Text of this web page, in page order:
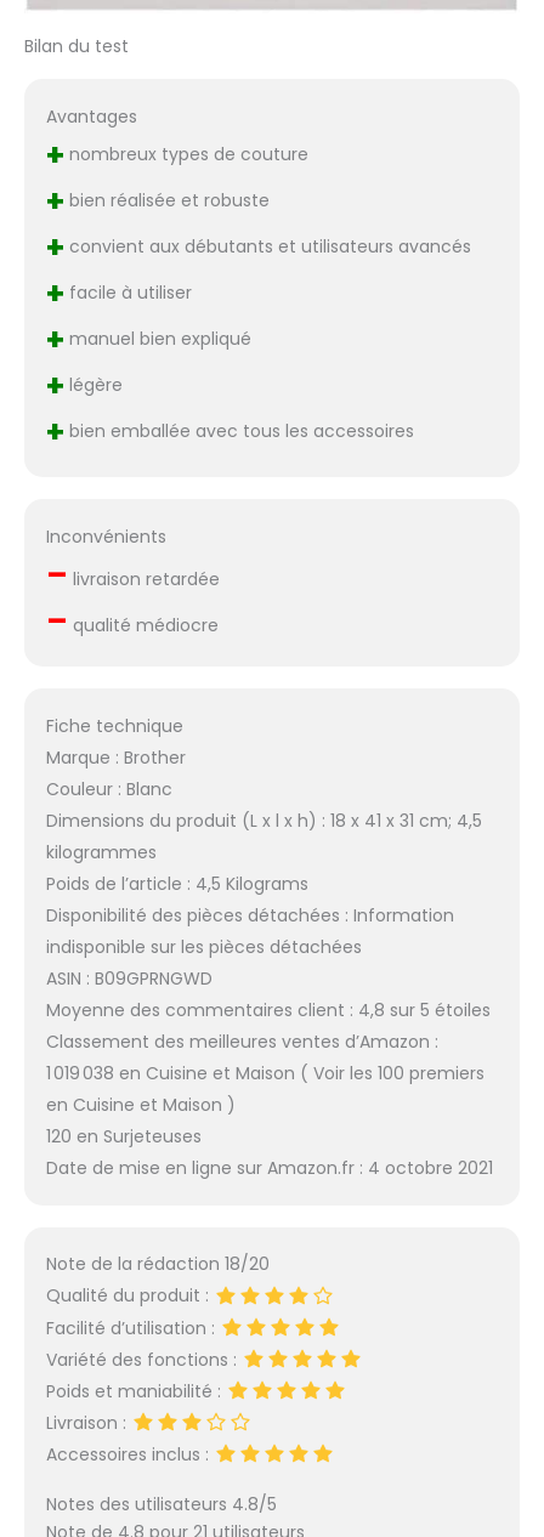
Bilan du test
Avantages
+ nombreux types de couture
+ bien réalisée et robuste
+ convient aux débutants et utilisateurs avancés
+ facile à utiliser
+ manuel bien expliqué
+ légère
+ bien emballée avec tous les accessoires
Inconvénients
– livraison retardée
– qualité médiocre
Fiche technique
Marque : Brother
Couleur : Blanc
Dimensions du produit (L x l x h) : 18 x 41 x 31 cm; 4,5
kilogrammes
Poids de l’article : 4,5 Kilograms
Disponibilité des pièces détachées : Information
indisponible sur les pièces détachées
ASIN : B09GPRNGWD
Moyenne des commentaires client : 4,8 sur 5 étoiles
Classement des meilleures ventes d’Amazon :
1 019 038 en Cuisine et Maison ( Voir les 100 premiers
en Cuisine et Maison )
120 en Surjeteuses
Date de mise en ligne sur Amazon.fr : 4 octobre 2021
Note de la rédaction 18/20
Qualité du produit :
Facilité d’utilisation :
Variété des fonctions :
Poids et maniabilité :
Livraison :
Accessoires inclus :
Notes des utilisateurs 4.8/5